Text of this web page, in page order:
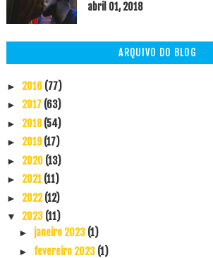
abril 01, 2018
ARQUIVO DO BLOG
► 2016 (77)
► 2017 (63)
► 2018(54)
► 2019(17)
► 2020 (13)
► 2021 (11)
► 2022(12)
▼ 2023 (11)
► janeiro 2023 (1)
► fevereiro 2023 (1)